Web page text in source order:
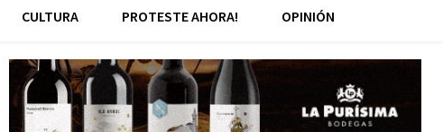
CULTURA PROTESTE AHORA! OPINIÓN